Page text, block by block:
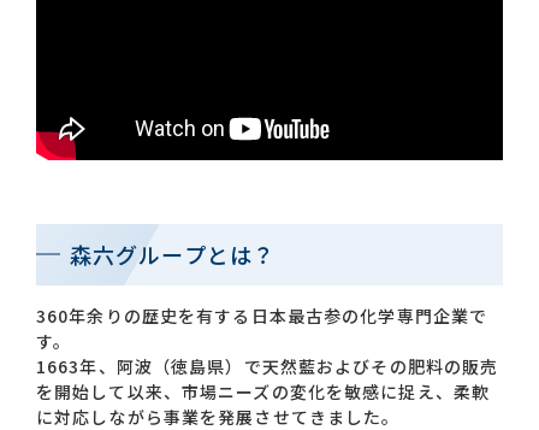
おすすめキーワード
森六グループとは？
360年余りの歴史を有する日本最古参の化学専門企業で
す。
1663年、阿波（徳島県）で天然藍およびその肥料の販売
を開始して以来、市場ニーズの変化を敏感に捉え、柔軟
に対応しながら事業を発展させてきました。